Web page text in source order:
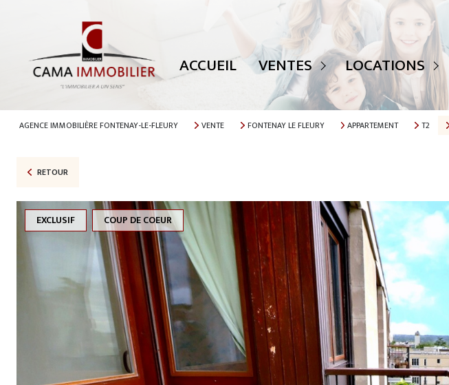
ACCUEIL VENTES
TOUTES NOS ANNONCES
APPARTEMENTS
PARKING
LOCATIONS
TOUTES NOS ANNONCES
MAISONS
APPARTEMENTS
AGENCE IMMOBILIÈRE FONTENAY-LE-FLEURY VENTE FONTENAY LE FLEURY APPARTEMENT T2
RETOUR
EXCLUSIF COUP DE COEUR